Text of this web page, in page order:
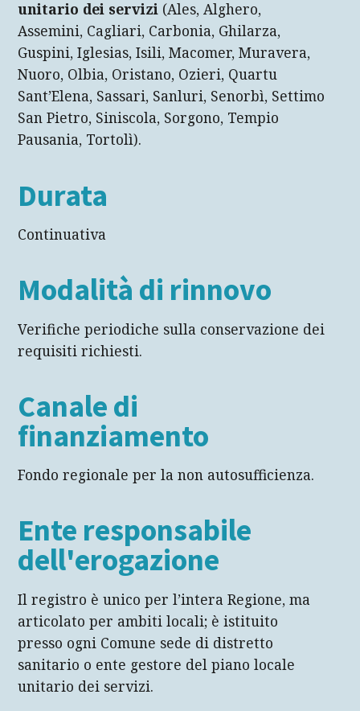
unitario dei servizi (Ales, Alghero,
Assemini, Cagliari, Carbonia, Ghilarza,
Guspini, Iglesias, Isili, Macomer, Muravera,
Nuoro, Olbia, Oristano, Ozieri, Quartu
Sant’Elena, Sassari, Sanluri, Senorbì, Settimo
San Pietro, Siniscola, Sorgono, Tempio
Pausania, Tortolì).
Durata
Continuativa
Modalità di rinnovo
Verifiche periodiche sulla conservazione dei
requisiti richiesti.
Canale di
finanziamento
Fondo regionale per la non autosufficienza.
Ente responsabile
dell'erogazione
Il registro è unico per l’intera Regione, ma
articolato per ambiti locali; è istituito
presso ogni Comune sede di distretto
sanitario o ente gestore del piano locale
unitario dei servizi.